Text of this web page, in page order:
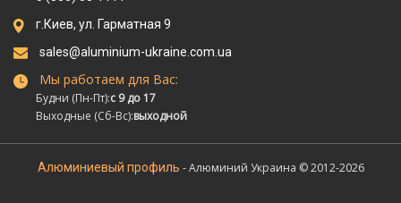
г.Киев, ул. Гарматная 9
sales@aluminium-ukraine.com.ua
Мы работаем для Вас:
Будни (Пн-Пт):с 9 до 17
Выходные (Сб-Вс):выходной
Алюминиевый профиль - Алюминий Украина © 2012-2026